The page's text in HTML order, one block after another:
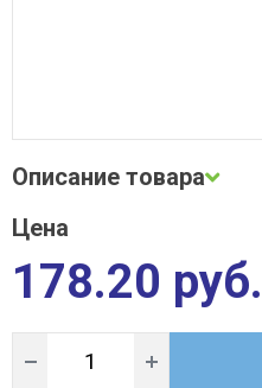
Описание товара
Описание и фото товара,
справочный характер и
от производителя.
параметры без
Цена
178.20 руб.